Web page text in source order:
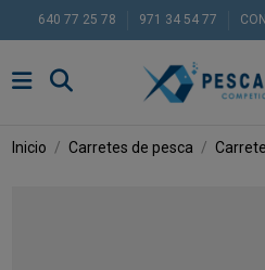
640 77 25 78 971 34 54 77
Inicio Carretes de pesca